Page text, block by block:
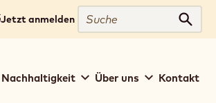
Jetzt anmelden
Suche
Nachhaltigkeit Über uns Kontakt